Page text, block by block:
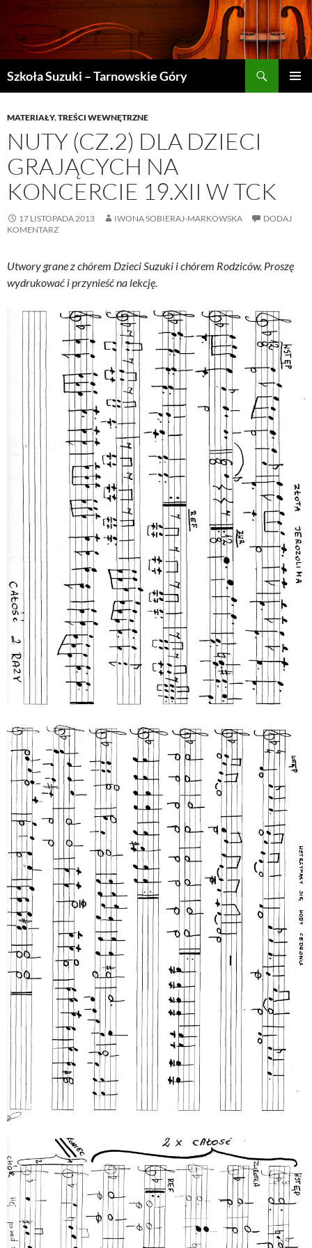
Szkoła Suzuki – Tarnowskie Góry
TREŚCI
MATERIAŁY,TREŚCI WEWNĘTRZNE
NUTY (CZ.2) DLA DZIECI
GRAJĄCYCH NA
KONCERCIE 19.XII W TCK
17 LISTOPADA 2013 IWONA SOBIERAJ-MARKOWSKA
DODAJ
KOMENTARZ
Utwory grane z chórem Dzieci Suzuki i chórem Rodziców. Proszę
wydrukować i przynieść na lekcję.